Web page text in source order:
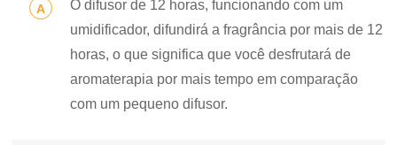
A
O difusor de 12 horas, funcionando com um
umidificador, difundirá a fragrância por mais de 12
horas, o que significa que você desfrutará de
aromaterapia por mais tempo em comparação
com um pequeno difusor.